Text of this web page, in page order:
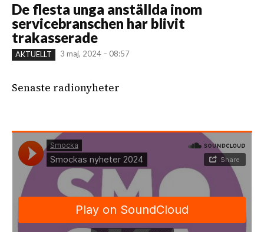
De flesta unga anställda inom
servicebranschen har blivit
trakasserade
AKTUELLT 3 maj, 2024 – 08:57
Senaste radionyheter